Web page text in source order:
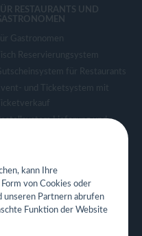
RESTAURANTS UND
Für Gastronomen
Tisch Reservierungsystem
für Restaurants
Event- und Ticketsystem mit
Ticketverkauf
Lieferung und
App für Restaurant
kann Ihre
von Cookies oder
unseren Partnern abrufen
Funktion der Website